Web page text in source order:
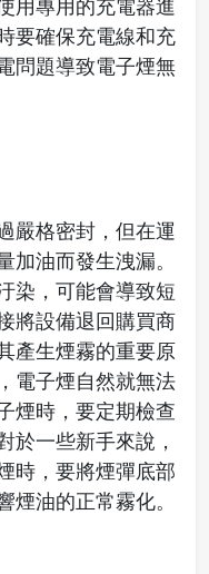
用專用的充電器進
要確保充電線和充
問題導致電子煙無
嚴格密封，但在運
油而發生洩漏。
染，可能會導致短
將設備退回購買商
產生煙霧的重要原
電子煙自然就無法
煙時，要定期檢查
於一些新手來說，
時，要將煙彈底部
油的正常霧化。